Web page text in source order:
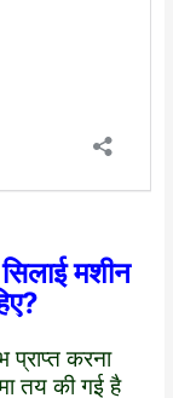
मशीन
प्राप्त करना
तय की गई है